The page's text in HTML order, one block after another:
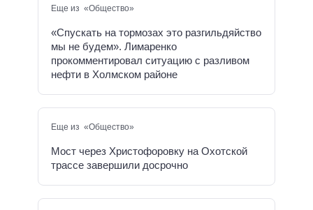
Еще из «Общество»
«Спускать на тормозах это разгильдяйство
мы не будем». Лимаренко
прокомментировал ситуацию с разливом
нефти в Холмском районе
Еще из «Общество»
Мост через Христофоровку на Охотской
трассе завершили досрочно